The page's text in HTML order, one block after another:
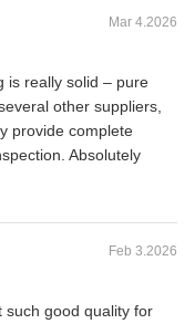
Mar 4.2026
is really solid – pure
other suppliers,
provide complete
Absolutely
Feb 3.2026
such good quality for